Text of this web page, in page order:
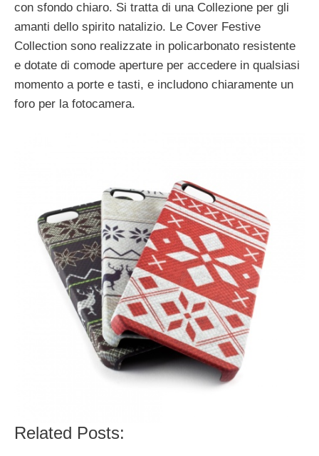
con sfondo chiaro. Si tratta di una Collezione per gli
amanti dello spirito natalizio. Le Cover Festive
Collection sono realizzate in policarbonato resistente
e dotate di comode aperture per accedere in qualsiasi
momento a porte e tasti, e includono chiaramente un
foro per la fotocamera.
Related Posts: